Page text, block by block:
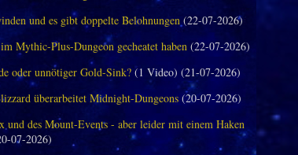
und es gibt doppelte Belohnungen (22-07-2026)
Mythic-Plus-Dungeon gecheatet haben (22-07-2026)
oder unnötiger Gold-Sink? (1 Video) (21-07-2026)
überarbeitet Midnight-Dungeons (20-07-2026)
und des Mount-Events - aber leider mit einem Haken
07-2026)